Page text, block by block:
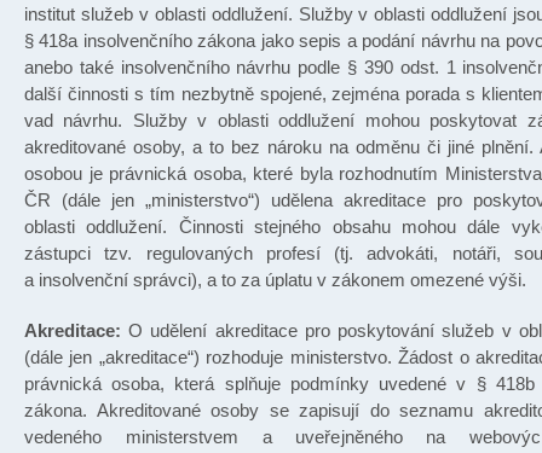
institut služeb v oblasti oddlužení. Služby v oblasti oddlužení
§ 418a insolvenčního zákona jako sepis a podání návrhu na
anebo také insolvenčního návrhu podle § 390 odst. 1
další činnosti s tím nezbytně spojené, zejména porada s
vad návrhu. Služby v oblasti oddlužení mohou poskytovat
akreditované osoby, a to bez nároku na odměnu či jiné plnění.
osobou je právnická osoba, které byla rozhodnutím
ČR (dále jen „ministerstvo“) udělena akreditace pro
oblasti oddlužení. Činnosti stejného obsahu mohou dále
zástupci tzv. regulovaných profesí (tj. advokáti, notáři,
a insolvenční správci), a to za úplatu v zákonem omezené výši.
Akreditace:O udělení akreditace pro poskytování služeb v
(dále jen „akreditace“) rozhoduje ministerstvo. Žádost o
právnická osoba, která splňuje podmínky uvedené v § 418b
zákona. Akreditované osoby se zapisují do seznamu
vedeného ministerstvem a uveřejněného na